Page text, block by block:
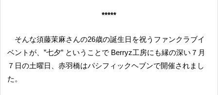
*****
そんな須藤茉麻さんの26歳の誕生日を祝うファンクラブイ
ベントが、”七夕” ということで Berryz工房にも縁の深い７月
７日の土曜日、赤羽橋はパシフィックヘブンで開催されまし
た。